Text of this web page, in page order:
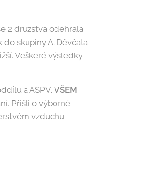
2 družstva odehrála
skupiny A. Děvčata
Veškeré výsledky
a ASPV. VŠEM
Přišli o výborné
vzduchu